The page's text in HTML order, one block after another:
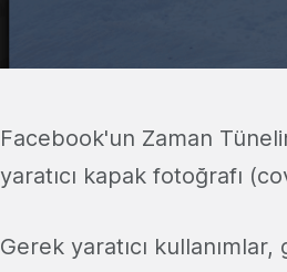
Facebook'un Zaman
yaratıcı kapak fotoğrafı
Gerek yaratıcı